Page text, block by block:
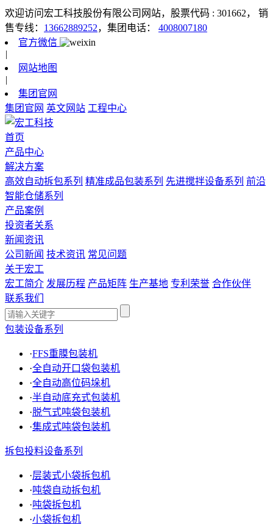
欢迎访问宏工科技股份有限公司网站，股票代码 : 301662，
销
售专线： 13662889252，集团电话： 4008007180
官方微信
|
网站地图
|
集团官网
集团官网 英文网站 工程中心
首页
产品中心
解决方案
高效自动拆包系列 精准成品包装系列 先进搅拌设备系列 前沿
智能仓储系列
产品案例
投资者关系
新闻资讯
公司新闻 技术资讯 常见问题
关于宏工
宏工简介 发展历程 产品矩阵 生产基地 专利荣誉 合作伙伴
联系我们
包装设备系列
·FFS重膜包装机
·全自动开口袋包装机
·全自动高位码垛机
·半自动底充式包装机
·脱气式吨袋包装机
·集成式吨袋包装机
拆包投料设备系列
·层装式小袋拆包机
·吨袋自动拆包机
·吨袋拆包机
·小袋拆包机